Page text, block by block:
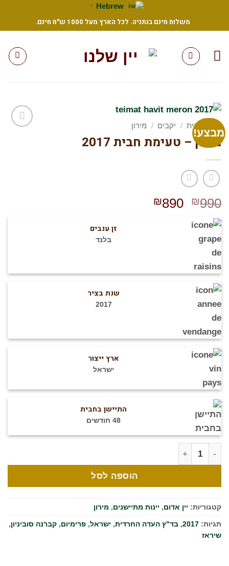
Hebrew
▼
משלוח חינם בנתניה. לכל הארץ מעל 1000 ש"ח חינם.
עמוד הבית / יקבים / מירון
מירון – טעימת חבית 2017
₪990
המחיר
היה:
₪890 המחיר
זן ענבים
בלנד
שנת בציר
2017
ארץ ייצור
ישראל
התיישן בחבית
48 חודשים
כמות של מירון - טעימת חבית 2017
הוספה לסל
קטגוריות:יין אדום,יינות מתיישנים,מירון
תגיות:2017
,בד"ץ העדה החרדית,ישראל,פרימיום,קברנה סוביניון,
שיראז